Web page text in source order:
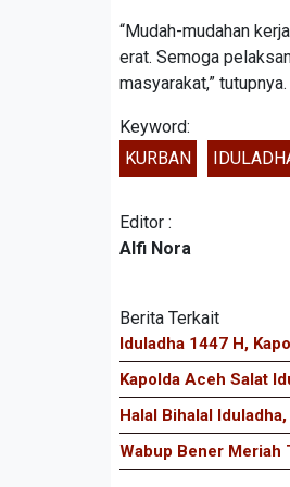
“Mudah-mudahan
erat. Semoga
masyarakat,” tutupnya.
Keyword:
KURBAN
Editor :
Alfi Nora
Berita Terkait
Iduladha 1447 H,
Kapolda Aceh Salat
Halal Bihalal
Wabup Bener Meriah